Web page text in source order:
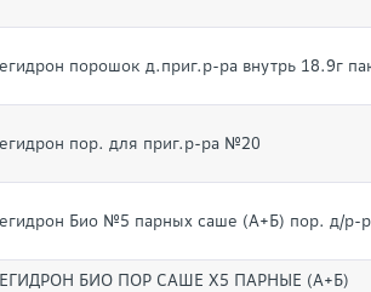
порошок д.приг.р-ра внутрь 18.9г
пор. для приг.р-ра №20
Био №5 парных саше (А+Б) пор. д/р-
БИО ПОР САШЕ Х5 ПАРНЫЕ (А+Б)